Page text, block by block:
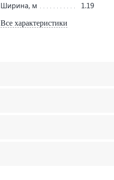
Ширина, м
1.19
Все характеристики